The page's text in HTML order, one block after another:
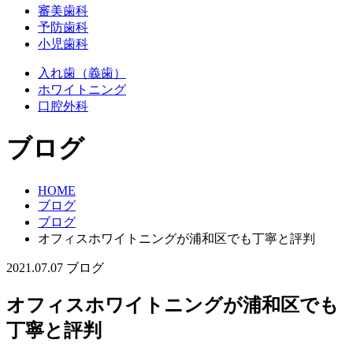
審美歯科
予防歯科
小児歯科
入れ歯（義歯）
ホワイトニング
口腔外科
ブログ
HOME
ブログ
ブログ
オフィスホワイトニングが浦和区でも丁寧と評判
2021.07.07 ブログ
オフィスホワイトニングが浦和区でも
丁寧と評判